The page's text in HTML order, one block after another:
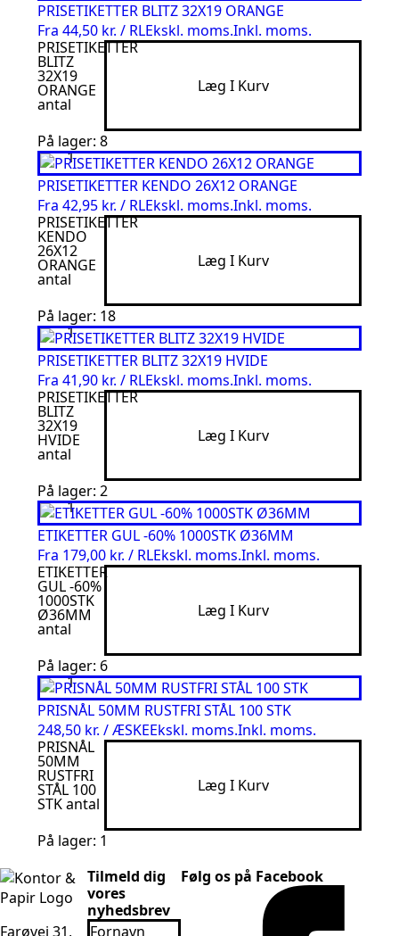
PRISETIKETTER BLITZ 32X19 ORANGE
Fra 44,50 kr. / RLEkskl. moms.Inkl. moms.
PRISETIKETTER
BLITZ
32X19
ORANGE
antal
Læg I Kurv
På lager: 8
PRISETIKETTER KENDO 26X12 ORANGE
Fra 42,95 kr. / RLEkskl. moms.Inkl. moms.
PRISETIKETTER
KENDO
26X12
ORANGE
antal
Læg I Kurv
På lager: 18
PRISETIKETTER BLITZ 32X19 HVIDE
Fra 41,90 kr. / RLEkskl. moms.Inkl. moms.
PRISETIKETTER
BLITZ
32X19
HVIDE
antal
Læg I Kurv
På lager: 2
ETIKETTER GUL -60% 1000STK Ø36MM
Fra 179,00 kr. / RLEkskl. moms.Inkl. moms.
ETIKETTER
GUL -60%
1000STK
Ø36MM
antal
Læg I Kurv
På lager: 6
PRISNÅL 50MM RUSTFRI STÅL 100 STK
248,50 kr. / ÆSKEEkskl. moms.Inkl. moms.
PRISNÅL
50MM
RUSTFRI
STÅL 100
STK antal
Læg I Kurv
På lager: 1
Farøvej 31,
Tilmeld dig
vores
nyhedsbrev
Fornavn
Følg os på Facebook